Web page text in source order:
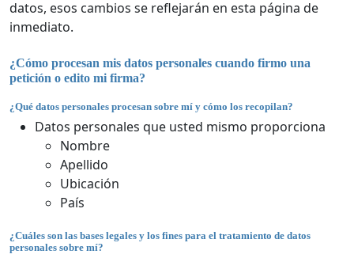
datos, esos cambios se reflejarán en esta página de
inmediato.
¿Cómo procesan mis datos personales cuando firmo una
petición o edito mi firma?
¿Qué datos personales procesan sobre mí y cómo los recopilan?
Datos personales que usted mismo proporciona
Nombre
Apellido
Ubicación
País
¿Cuáles son las bases legales y los fines para el tratamiento de datos
personales sobre mí?